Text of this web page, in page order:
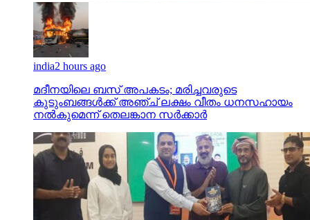
india2 hours ago
മദീനയിലെ ബസ് അപകടം; മരിച്ചവരുടെ
കുടുംബങ്ങള്‍ക്ക് അഞ്ച് ലക്ഷം വീതം ധനസഹായം
നല്‍കുമെന്ന് തെലങ്കാന സര്‍ക്കാര്‍